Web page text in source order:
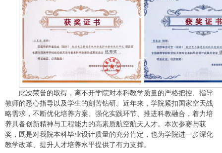
此次荣誉的取得，离不开学院对本科教学质量的严格把控、指导
教师的悉心指导以及学生的刻苦钻研。近年来，学院紧扣国家空天战
略需求，不断优化培养方案、强化实践环节、推进科教融合，着力培
养具备创新精神与工程能力的高素质航空航天人才。本次参赛与获
奖，既是对我院本科毕业设计质量的充分肯定，也为学院进一步深化
教学改革、提升人才培养水平提供了有力支撑。